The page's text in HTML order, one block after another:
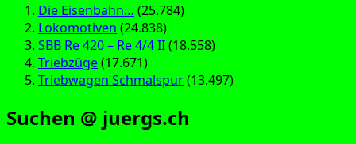
Die Eisenbahn… (25.784)
Lokomotiven (24.838)
SBB Re 420 – Re 4/4 II(18.558)
Triebzüge(17.671)
Triebwagen Schmalspur(13.497)
Suchen @ juergs.ch